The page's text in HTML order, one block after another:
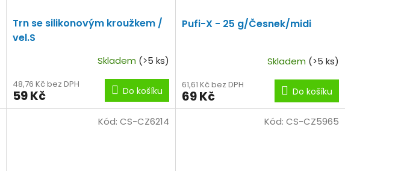
Trn se silikonovým kroužkem /
vel.S
Skladem (>5 ks)
48,76 Kč bez DPH
59 Kč Do košíku
Pufi-X - 25 g/Česnek/midi
Skladem (>5 ks)
61,61 Kč bez DPH
69 Kč Do košíku
Kód: CS-CZ6214 Kód: CS-CZ5965